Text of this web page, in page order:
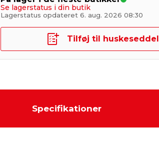
Se lagerstatus i din butik
Lagerstatus opdateret 6. aug. 2026 08:30
Tilføj til huskeseddel
Specifikationer